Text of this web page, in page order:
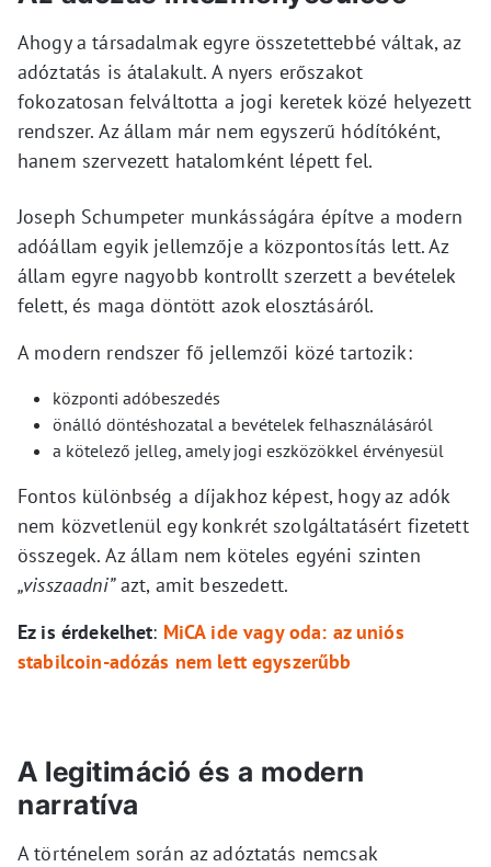
Ahogy a társadalmak egyre összetettebbé váltak, az
adóztatás is átalakult. A nyers erőszakot
fokozatosan felváltotta a jogi keretek közé helyezett
rendszer. Az állam már nem egyszerű hódítóként,
hanem szervezett hatalomként lépett fel.
Joseph Schumpeter munkásságára építve a modern
adóállam egyik jellemzője a központosítás lett. Az
állam egyre nagyobb kontrollt szerzett a bevételek
felett, és maga döntött azok elosztásáról.
A modern rendszer fő jellemzői közé tartozik:
központi adóbeszedés
önálló döntéshozatal a bevételek felhasználásáról
a kötelező jelleg, amely jogi eszközökkel érvényesül
Fontos különbség a díjakhoz képest, hogy az adók
nem közvetlenül egy konkrét szolgáltatásért fizetett
összegek. Az állam nem köteles egyéni szinten
„visszaadni”azt, amit beszedett.
Ez is érdekelhet: MiCA ide vagy oda: az uniós
stabilcoin-adózás nem lett egyszerűbb
A legitimáció és a modern
narratíva
A történelem során az adóztatás nemcsak